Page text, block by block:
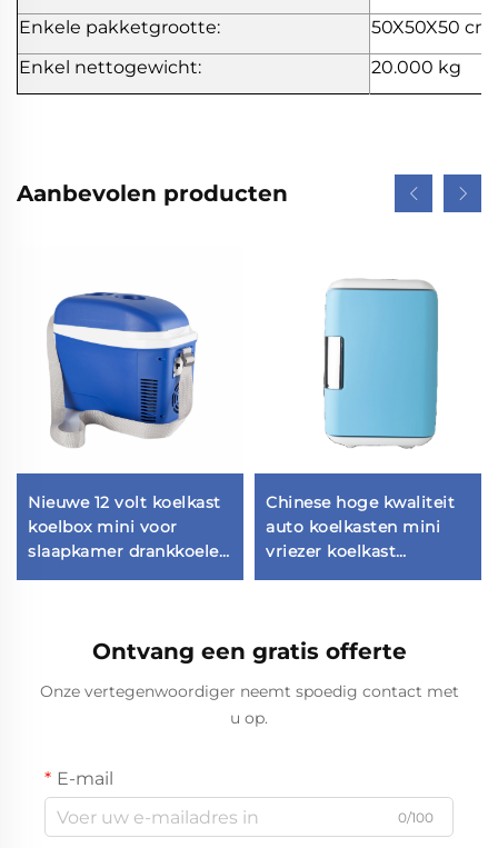
Enkele pakketgrootte:
50X50X50 cm
Enkel nettogewicht:
20.000 kg
Aanbevolen producten
Nieuwe 12 volt koelkast
koelbox mini voor
slaapkamer drankkoeler
draagbare koelkast auto
Chinese hoge kwaliteit
auto koelkasten mini
vriezer koelkast
draagbare mini koelkast
Ontvang een gratis offerte
Onze vertegenwoordiger neemt spoedig contact met
u op.
E-mail
0/100